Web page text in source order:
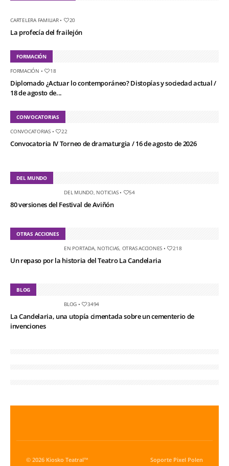
CARTELERA FAMILIAR• 20
La profecía del frailejón
FORMACIÓN
FORMACIÓN • 18
Diplomado ¿Actuar lo contemporáneo? Distopías y sociedad actual /
18 de agosto de...
CONVOCATORIAS
CONVOCATORIAS• 22
Convocatoria IV Torneo de dramaturgia / 16 de agosto de 2026
DEL MUNDO
DEL MUNDO, NOTICIAS• 54
80 versiones del Festival de Aviñón
OTRAS ACCIONES
EN PORTADA, NOTICIAS, OTRAS ACCIONES • 218
Un repaso por la historia del Teatro La Candelaria
BLOG
BLOG • 3494
La Candelaria, una utopía cimentada sobre un cementerio de
invenciones
© 2026 Kiosko Teatral™ Soporte Pixel Polen